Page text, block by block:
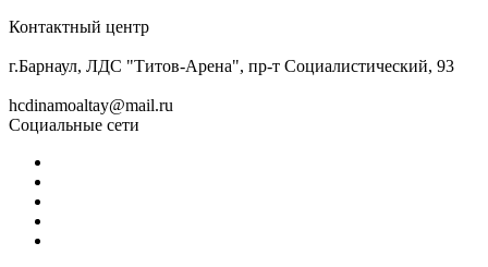
Контактный центр
г.Барнаул, ЛДС "Титов-Арена", пр-т Социалистический, 93
hcdinamoaltay@mail.ru
Социальные сети